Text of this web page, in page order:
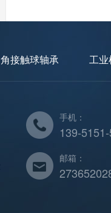
角接触球轴承 工
手机：
139-
邮箱：